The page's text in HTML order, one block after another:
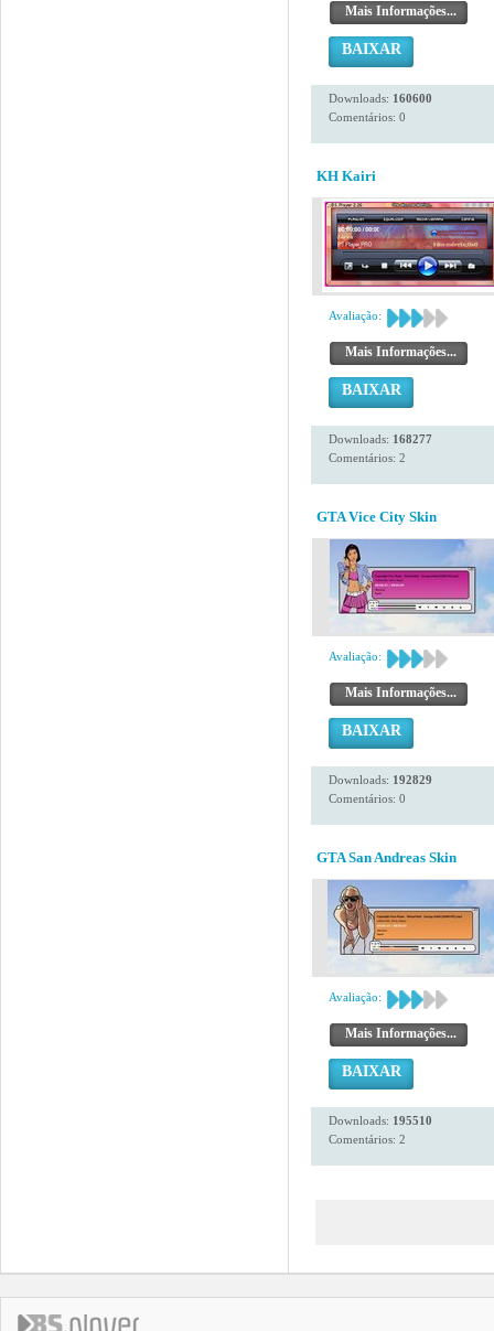
Mais Informações...
BAIXAR
Downloads: 160600
Comentários: 0
KH Kairi
Avaliação:
Mais Informações...
BAIXAR
Downloads: 168277
Comentários: 2
GTA Vice City Skin
Avaliação:
Mais Informações...
BAIXAR
Downloads: 192829
Comentários: 0
GTA San Andreas Skin
Avaliação:
Mais Informações...
BAIXAR
Downloads: 195510
Comentários: 2